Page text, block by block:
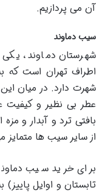
آن می پردازیم.
سیب دماوند
شهرستان دماوند،
اطراف تهران است که
شهرت دارد. در میان
عطر بی نظیر و کیفیت
بافتی ترد و آبدار و
از سایر سیب ها متمایز
برای خرید سیب
تابستان و اوایل پاییز)